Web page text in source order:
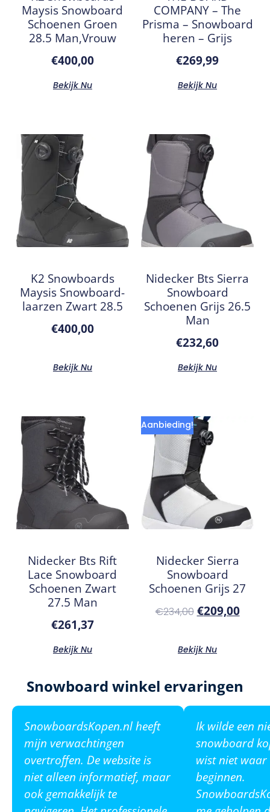
Maysis Snowboard
Schoenen Groen
28.5 Man,Vrouw
€400,00
Bekijk Nu
COMPANY – The
Prisma – Snowboard
heren – Grijs
€269,99
Bekijk Nu
K2 Snowboards
Maysis Snowboard-
laarzen Zwart 28.5
€400,00
Bekijk Nu
Nidecker Bts Sierra
Snowboard
Schoenen Grijs 26.5
Man
€232,60
Bekijk Nu
Nidecker Bts Rift
Lace Snowboard
Schoenen Zwart
27.5 Man
€261,37
Bekijk Nu
Aanbieding!
Nidecker Sierra
Snowboard
Schoenen Grijs 27
€234,00 €209,00
Bekijk Nu
Snowboard winkel ervaringen
SnowboardsKopen.nl heeft
mijn verwachtingen
overtroffen. De website is
niet alleen informatief, maar
ook gemakkelijk te
Ik wilde een
snowboard
wist niet waar
beginnen.